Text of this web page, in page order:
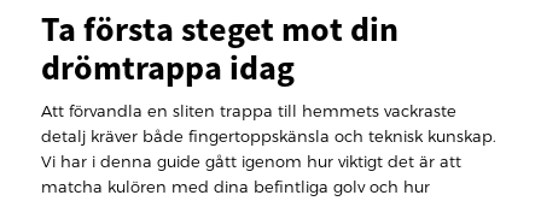
Ta första steget mot din
drömtrappa idag
Att förvandla en sliten trappa till hemmets vackraste
detalj kräver både fingertoppskänsla och teknisk kunskap.
Vi har i denna guide gått igenom hur viktigt det är att
matcha kulören med dina befintliga golv och hur